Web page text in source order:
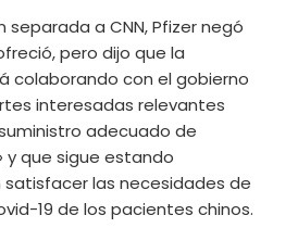
separada a CNN, Pfizer negó
pero dijo que la
colaborando con el gobierno
interesadas relevantes
adecuado de
y que sigue estando
satisfacer las necesidades de
19 de los pacientes chinos.